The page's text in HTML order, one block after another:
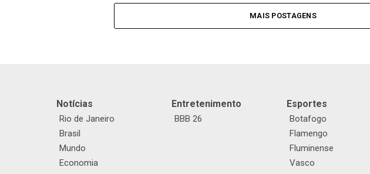
MAIS POSTAGENS
Notícias
Rio de Janeiro
Brasil
Mundo
Economia
Entretenimento
BBB 26
Esportes
Botafogo
Flamengo
Fluminense
Vasco